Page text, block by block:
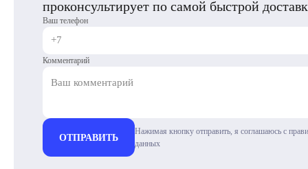
проконсультирует по самой быстрой
Ваш телефон
Комментарий
ОТПРАВИТЬ
Нажимая кнопку отправить, я соглашаюсь с
данных